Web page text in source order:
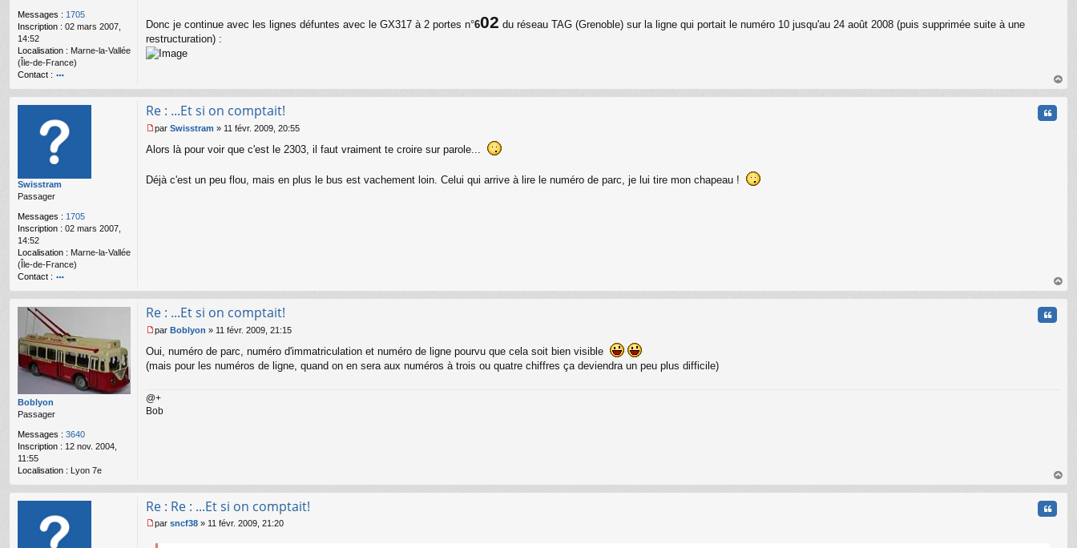
Messages : 1705
Inscription : 02 mars 2007,
14:52
Localisation : Marne-la-Vallée
(Île-de-France)
Contact :
o
nt
te
r
S
wi
tr
o
n
l
Donc je continue avec les lignes défuntes avec le GX317 à 2 portes n°602 du réseau TAG (Grenoble) sur la ligne qui portait le numéro 10 jusqu'au 24 août 2008 (puis supprimée suite à une
restructuration) :
au
Swisstram
Passager
Messages : 1705
Inscription : 02 mars 2007,
14:52
Localisation : Marne-la-Vallée
(Île-de-France)
Contact :
o
nt
te
r
S
wi
tr
Re : ...Et si on comptait!
e
a
par Swisstram » 11 févr. 2009, 20:55
Alors là pour voir que c'est le 2303, il faut vraiment te croire sur parole...
Déjà c'est un peu flou, mais en plus le bus est vachement loin. Celui qui arrive à lire le numéro de parc, je lui tire mon chapeau !
au
Boblyon
Passager
Messages : 3640
Inscription : 12 nov. 2004,
11:55
Localisation : Lyon 7e
Re : ...Et si on comptait!
e
s
g
e
par Boblyon » 11 févr. 2009, 21:15
Oui, numéro de parc, numéro d'immatriculation et numéro de ligne pourvu que cela soit bien visible
(mais pour les numéros de ligne, quand on en sera aux numéros à trois ou quatre chiffres ça deviendra un peu plus difficile)
@+
Bob
au
Re : Re : ...Et si on comptait!
e
par sncf38 » 11 févr. 2009, 21:20